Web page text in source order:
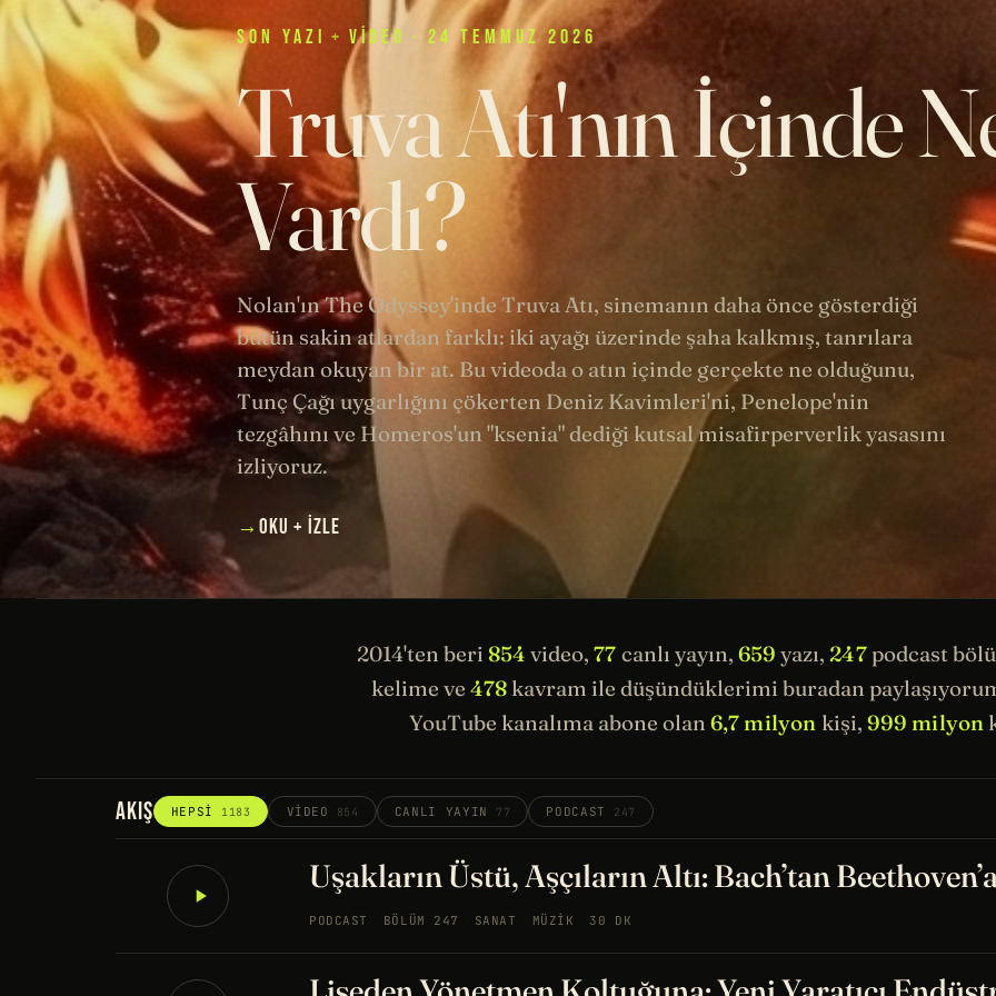
SON YAZI + VIDEO · 24 TEMMUZ 2026
Truva Atı'nın İçinde
Vardı?
Nolan'ın The Odyssey'inde Truva Atı, sinemanın daha önce gösterdiği
bütün sakin atlardan farklı: iki ayağı üzerinde şaha kalkmış, tanrılara
meydan okuyan bir at. Bu videoda o atın içinde gerçekte ne olduğunu,
Tunç Çağı uygarlığını çökerten Deniz Kavimleri'ni, Penelope'nin
tezgâhını ve Homeros'un "ksenia" dediği kutsal misafirperverlik yasasını
izliyoruz.
→ OKU + İZLE
2014'ten beri 854 video,77 canlı yayın, 659 yazı, 247podcast
kelime ve 478 kavram ile düşündüklerimi buradan
YouTube kanalıma abone olan 6,7 milyon kişi, 999 milyon
AKIŞ HEPSI 1183 VIDEO 854 CANLI YAYIN 77 PODCAST 247
Uşakların Üstü, Aşçıların Altı: Bach’tan
PODCAST BÖLÜM 247 SANAT MÜZIK 30 DK